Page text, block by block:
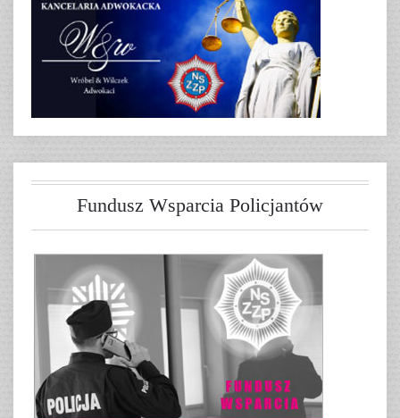
Fundusz Wsparcia Policjantów